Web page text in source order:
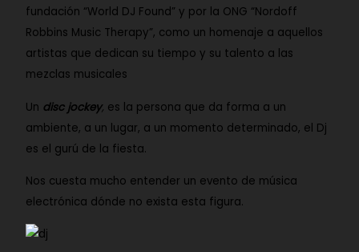
fundación “World DJ Found” y por la ONG “Nordoff
Robbins Music Therapy”, como un homenaje a aquellos
artistas que dedican su tiempo y su talento a las
mezclas musicales
Un disc jockey, es la persona que da forma a un
ambiente, a un lugar, a un momento determinado, el Dj
es el gurú de la fiesta.
Nos cuesta mucho entender un evento de música
electrónica dónde no exista esta figura.